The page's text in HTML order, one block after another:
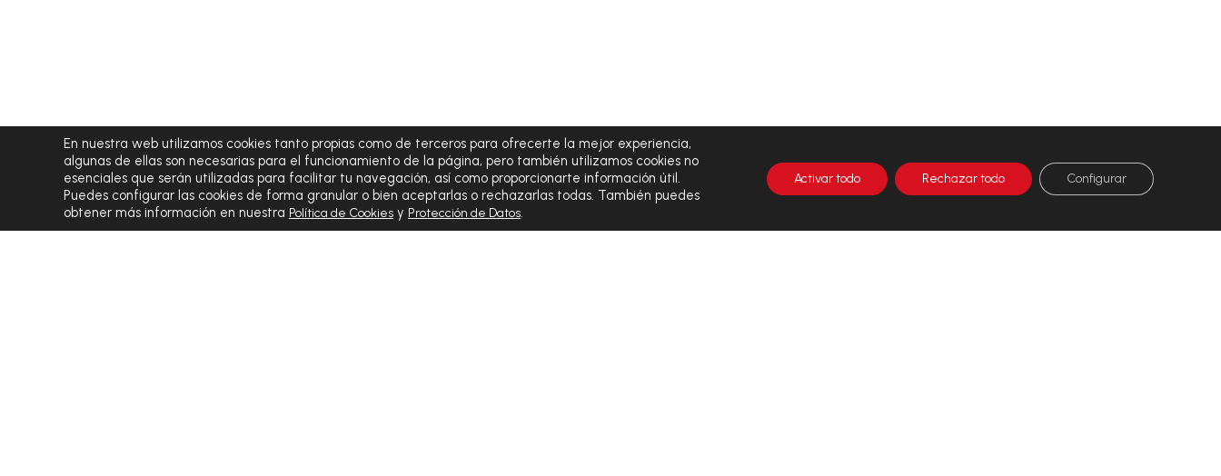
En nuestra web utilizamos cookies tanto propias como de terceros para ofrecerte la mejor experiencia,
algunas de ellas son necesarias para el funcionamiento de la página, pero también utilizamos cookies no
esenciales que serán utilizadas para facilitar tu navegación, así como proporcionarte información útil.
Puedes configurar las cookies de forma granular o bien aceptarlas o rechazarlas todas. También puedes
obtener más información en nuestra Política de Cookies y Protección de Datos.
Activar todo Rechazar todo Configurar